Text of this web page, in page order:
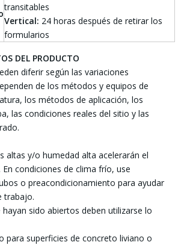
transitables
Vertical: 24 horas después de retirar los
formularios
DEL PRODUCTO
diferir según las variaciones
de los métodos y equipos de
los métodos de aplicación, los
las condiciones reales del sitio y las
altas y/o humedad alta acelerarán el
condiciones de clima frío, use
o preacondicionamiento para ayudar
trabajo.
hayan sido abiertos deben utilizarse lo
para superficies de concreto liviano o